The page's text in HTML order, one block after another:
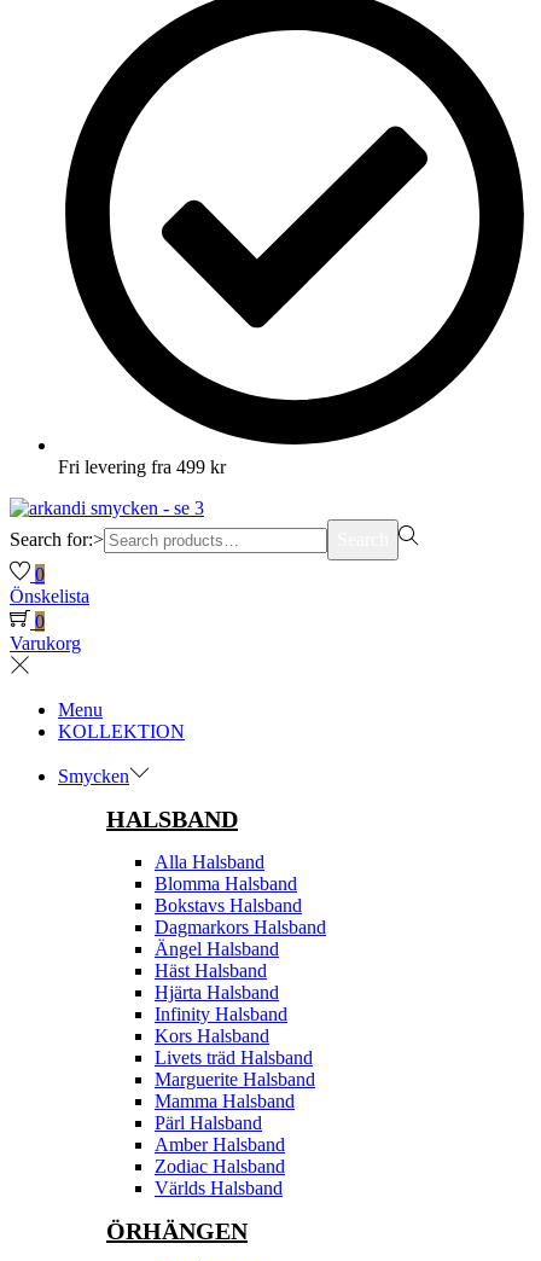
Fri levering fra 499 kr
Search for:>
0
Önskelista
0
Varukorg
Menu
KOLLEKTION
Smycken
HALSBAND
Alla Halsband
Blomma Halsband
Bokstavs Halsband
Dagmarkors Halsband
Ängel Halsband
Häst Halsband
Hjärta Halsband
Infinity Halsband
Kors Halsband
Livets träd Halsband
Marguerite Halsband
Mamma Halsband
Pärl Halsband
Amber Halsband
Zodiac Halsband
Världs Halsband
ÖRHÄNGEN